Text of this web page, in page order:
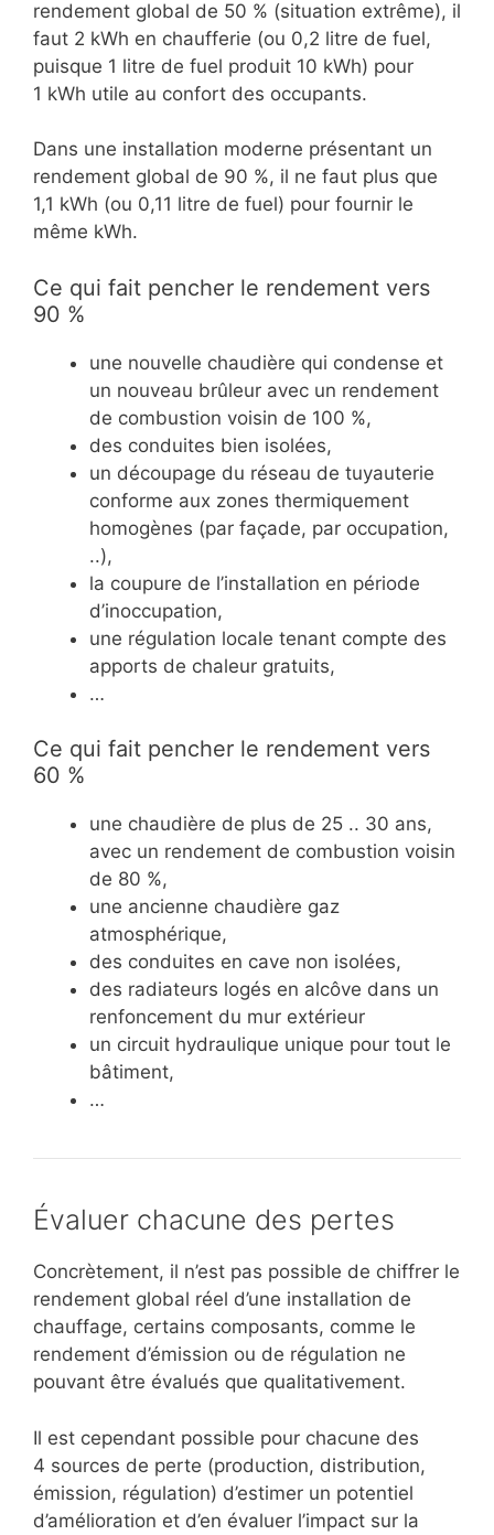
rendement global de 50 % (situation extrême), il
faut 2 kWh en chaufferie (ou 0,2 litre de fuel,
puisque 1 litre de fuel produit 10 kWh) pour
1 kWh utile au confort des occupants.
Dans une installation moderne présentant un
rendement global de 90 %, il ne faut plus que
1,1 kWh (ou 0,11 litre de fuel) pour fournir le
même kWh.
Ce qui fait pencher le rendement vers
90 %
une nouvelle chaudière qui condense et
un nouveau brûleur avec un rendement
de combustion voisin de 100 %,
des conduites bien isolées,
un découpage du réseau de tuyauterie
conforme aux zones thermiquement
homogènes (par façade, par occupation,
..),
la coupure de l’installation en période
d’inoccupation,
une régulation locale tenant compte des
apports de chaleur gratuits,
…
Ce qui fait pencher le rendement vers
60 %
une chaudière de plus de 25 .. 30 ans,
avec un rendement de combustion voisin
de 80 %,
une ancienne chaudière gaz
atmosphérique,
des conduites en cave non isolées,
des radiateurs logés en alcôve dans un
renfoncement du mur extérieur
un circuit hydraulique unique pour tout le
bâtiment,
…
Évaluer chacune des pertes
Concrètement, il n’est pas possible de chiffrer le
rendement global réel d’une installation de
chauffage, certains composants, comme le
rendement d’émission ou de régulation ne
pouvant être évalués que qualitativement.
Il est cependant possible pour chacune des
4 sources de perte (production, distribution,
émission, régulation) d’estimer un potentiel
d’amélioration et d’en évaluer l’impact sur la